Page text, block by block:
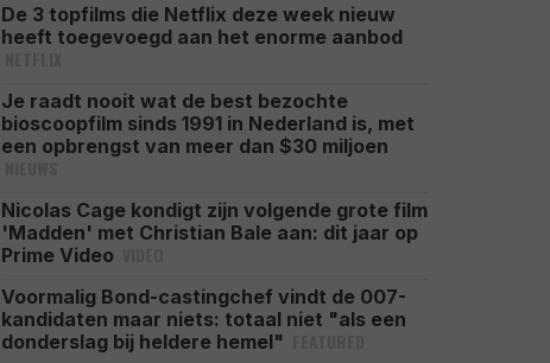
De 3 topfilms die Netflix deze week nieuw
heeft toegevoegd aan het enorme aanbod
Je raadt nooit wat de best bezochte
bioscoopfilm sinds 1991 in Nederland is, met
een opbrengst van meer dan $30 miljoen
Nicolas Cage kondigt zijn volgende grote film
'Madden' met Christian Bale aan: dit jaar op
Prime Video
Voormalig Bond-castingchef vindt de 007-
kandidaten maar niets: totaal niet "als een
donderslag bij heldere hemel"